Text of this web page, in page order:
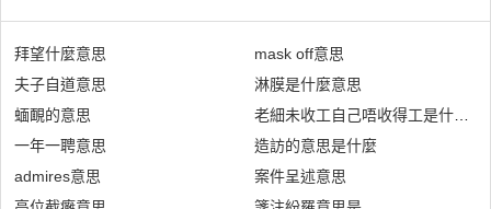
拜望什麼意思
夫子自道意思
蝒靦的意思
一年一聘意思
admires意思
mask off意思
淋膜是什麼意思
老細未收工自己唔收得工是什麼意
造訪的意思是什麼
案件呈述意思